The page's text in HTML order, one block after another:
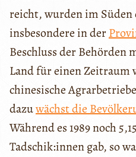
reicht, wurden im Süden
insbesondere in der
Beschluss der Behörden
Land für einen Zeitraum
chinesische
dazuwächst die
Während es 1989 noch
Tadschik:innen gab, so